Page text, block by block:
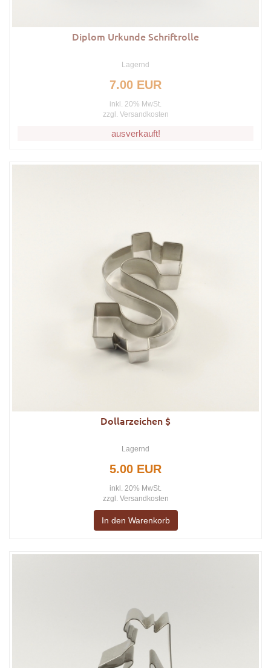
Diplom Urkunde Schriftrolle
Lagernd
7.00 EUR
inkl. 20% MwSt.
zzgl. Versandkosten
ausverkauft!
Dollarzeichen $
Lagernd
5.00 EUR
inkl. 20% MwSt.
zzgl. Versandkosten
In den Warenkorb